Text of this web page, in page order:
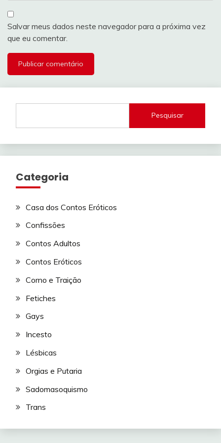
Salvar meus dados neste navegador para a próxima vez
que eu comentar.
Pesquisar
Categoria
Casa dos Contos Eróticos
Confissões
Contos Adultos
Contos Eróticos
Corno e Traição
Fetiches
Gays
Incesto
Lésbicas
Orgias e Putaria
Sadomasoquismo
Trans